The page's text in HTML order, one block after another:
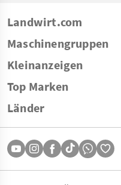
Landwirt.com
Maschinengruppen
Kleinanzeigen
Top Marken
Länder